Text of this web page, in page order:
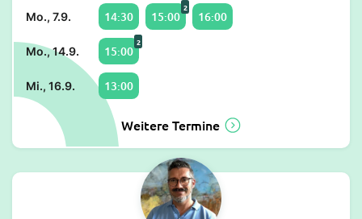
Mo., 7.9. 14:30 15:00
2
16:00
Mo., 14.9. 15:00
2
Mi., 16.9. 13:00
Weitere Termine